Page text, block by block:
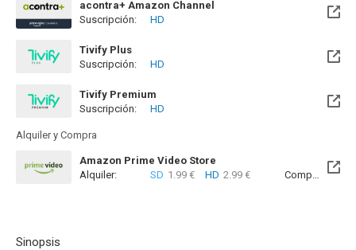
acontra+ Amazon Channel
Suscripción:
HD
Tivify Plus
Disponible hasta el Mié, 09 May 2029 (Quedan 2 años)
Suscripción: HD
Tivify Premium
Disponible hasta el Mié, 09 May 2029 (Quedan 2 años)
Suscripción: HD
Alquiler y Compra
Amazon Prime Video Store
Alquiler:
SD 1.99 € HD 2.99 € Compra: SD
Sinopsis